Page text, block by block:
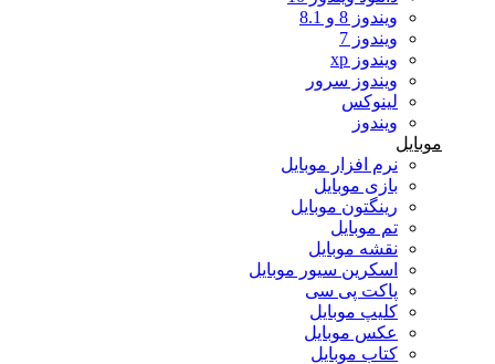
ویندوز 8 و 8.1
ویندوز 7
ویندوز xp
ویندوز سرور
لینوکس
ویندوز
موبایل
نرم افزار موبایل
بازی موبایل
رینگتون موبایل
تم موبایل
نقشه موبایل
اسکرین سیور موبایل
پاکت پی سی
کلیپ موبایل
عکس موبایل
کتاب موبایل